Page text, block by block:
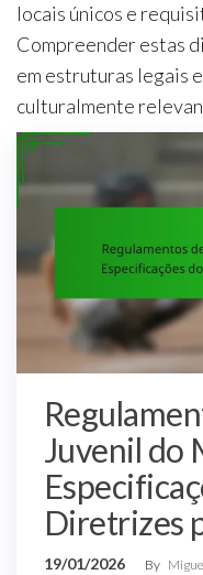
locais únicos e
Compreender estas
em estruturas legais
culturalmente
Juvenil do
Diretrizes
19/01/2026 By